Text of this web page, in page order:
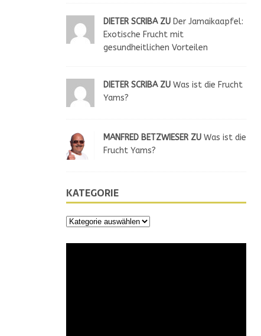
DIETER SCRIBA ZU Der Jamaikaapfel:
Exotische Frucht mit
gesundheitlichen Vorteilen
DIETER SCRIBA ZU Was ist die Frucht
Yams?
MANFRED BETZWIESER ZU Was ist die
Frucht Yams?
KATEGORIE